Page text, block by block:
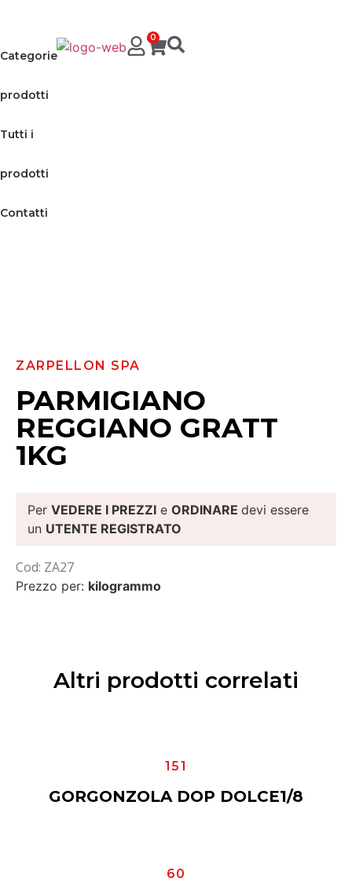
Categorie
prodotti
Tutti i
prodotti
Contatti
0
ZARPELLON SPA
PARMIGIANO
REGGIANO GRATT
1KG
Per VEDERE I PREZZI e ORDINARE devi essere
un UTENTE REGISTRATO
Cod: ZA27
Prezzo per: kilogrammo
Altri prodotti correlati
151
GORGONZOLA DOP DOLCE1/8
60